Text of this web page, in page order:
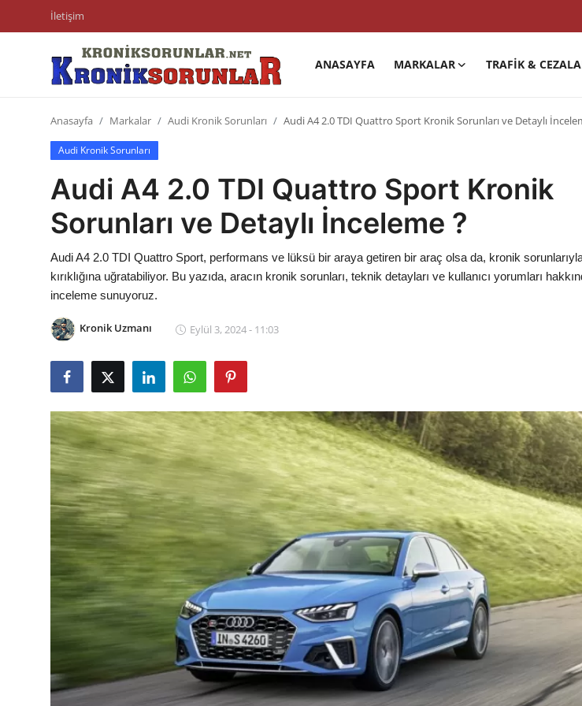
İletişim
ANASAYFA MARKALAR TRAFIK &
Trafik & Cezalar
Sigorta & Kasko
Vergi & ÖTV & MTV
Sorgulamalar
İkinci El & Alım-Satım
Bakım & Arıza Çözümleri
Elektrikli & Hibrit
Kiralama & Filo
Sürüş & Güvenlik
Lastik & Jant
Yağlar & Sıvılar
Klima & Konfor
Anasayfa Markalar Audi Kronik Sorunları Audi A4 2.0 TDI Quattro Sport Kronik Sorunları ve Detaylı
Audi Kronik Sorunları
Audi A4 2.0 TDI Quattro Sport Kronik
Sorunları ve Detaylı İnceleme ?
Audi A4 2.0 TDI Quattro Sport, performans ve lüksü bir araya getiren bir araç olsa da, kronik sorunlarıyla
kırıklığına uğratabiliyor. Bu yazıda, aracın kronik sorunları, teknik detayları ve kullanıcı yorumları
inceleme sunuyoruz.
Kronik Uzmanı Eylül 3, 2024 - 11:03